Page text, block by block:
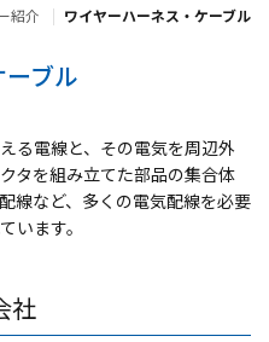
紹介 ワイヤーハーネス・ケーブル
ブル
る電線と、その電気を周辺外
タを組み立てた部品の集合体
線など、多くの電気配線を必要
います。
社